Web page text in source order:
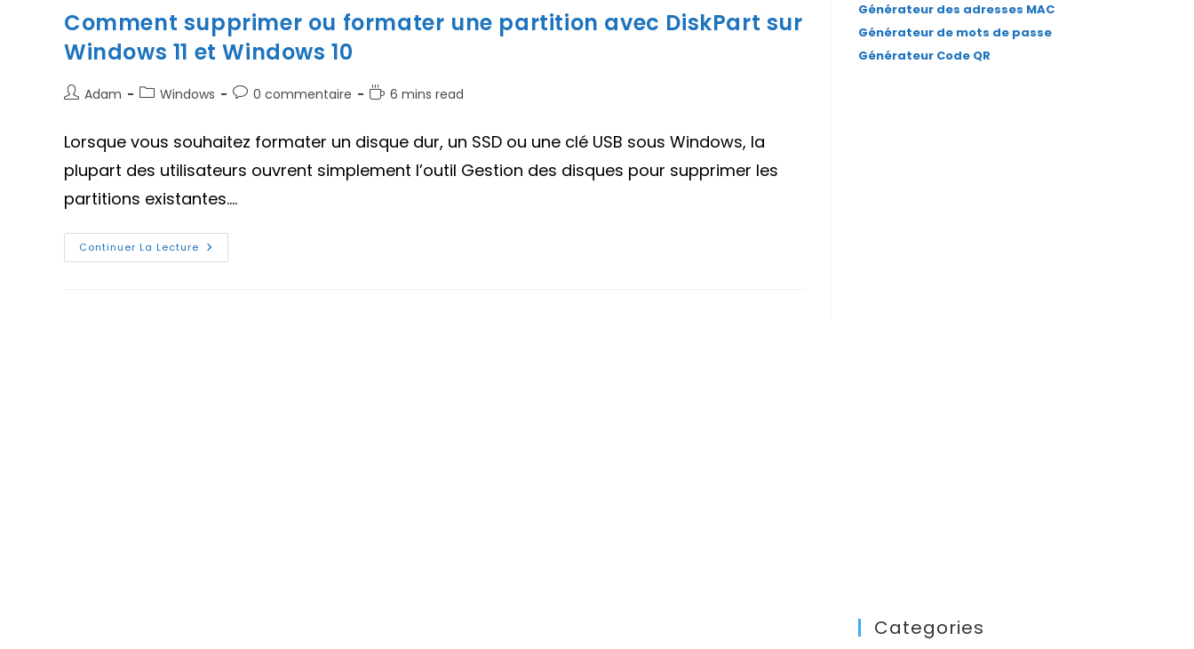
Comment supprimer ou formater une partition avec DiskPart sur
Windows 11 et Windows 10
Auteur/autrice
publication :
Adam
PostWindows
Commentaires
publication :
0 commentaire
Temps6 mins read
Lorsque vous souhaitez formater un disque dur, un SSD ou une clé USB sous Windows, la
plupart des utilisateurs ouvrent simplement l’outil Gestion des disques pour supprimer les
partitions existantes.…
Continuer La Lecture Comment
Supprimer
Générateur des adresses MAC
Générateur de mots de passe
Générateur Code QR
Categories